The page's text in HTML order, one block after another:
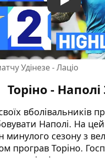
Play
Удінезе - Лаціо
Торіно - Наполі
вболівальників
Наполі. На
минулого сезону з
програв Торіно.